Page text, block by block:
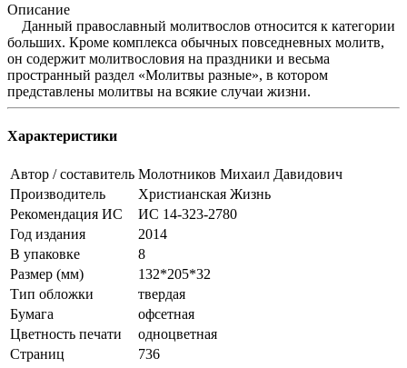
Описание
Данный православный молитвослов относится к категории
больших. Кроме комплекса обычных повседневных молитв,
он содержит молитвословия на праздники и весьма
пространный раздел «Молитвы разные», в котором
представлены молитвы на всякие случаи жизни.
Характеристики
Автор / составитель Молотников Михаил Давидович
Производитель
Христианская Жизнь
Рекомендация ИС
ИС 14-323-2780
Год издания
2014
В упаковке
8
Размер (мм)
132*205*32
Тип обложки
твердая
Бумага
офсетная
Цветность печати
одноцветная
Страниц
736